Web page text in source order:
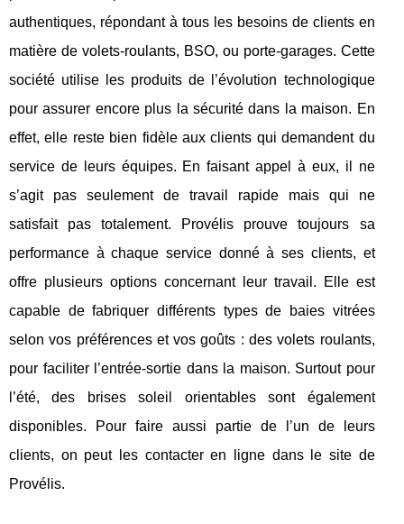
authentiques, répondant à tous les besoins de clients en
matière de volets-roulants, BSO, ou porte-garages. Cette
société utilise les produits de l’évolution technologique
pour assurer encore plus la sécurité dans la maison. En
effet, elle reste bien fidèle aux clients qui demandent du
service de leurs équipes. En faisant appel à eux, il ne
s’agit pas seulement de travail rapide mais qui ne
satisfait pas totalement. Provélis prouve toujours sa
performance à chaque service donné à ses clients, et
offre plusieurs options concernant leur travail. Elle est
capable de fabriquer différents types de baies vitrées
selon vos préférences et vos goûts : des volets roulants,
pour faciliter l’entrée-sortie dans la maison. Surtout pour
l’été, des brises soleil orientables sont également
disponibles. Pour faire aussi partie de l’un de leurs
clients, on peut les contacter en ligne dans le site de
Provélis.